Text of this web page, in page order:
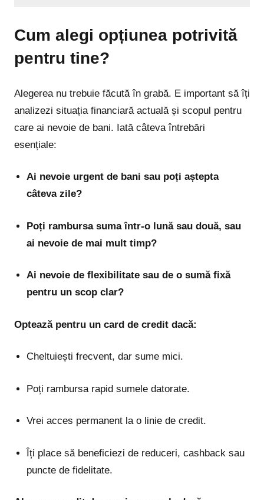
Cum alegi opțiunea potrivită
pentru tine?
Alegerea nu trebuie făcută în grabă. E important să îți
analizezi situația financiară actuală și scopul pentru
care ai nevoie de bani. Iată câteva întrebări
esențiale:
Ai nevoie urgent de bani sau poți aștepta
câteva zile?
Poți rambursa suma într-o lună sau două, sau
ai nevoie de mai mult timp?
Ai nevoie de flexibilitate sau de o sumă fixă
pentru un scop clar?
Optează pentru un card de credit dacă:
Cheltuiești frecvent, dar sume mici.
Poți rambursa rapid sumele datorate.
Vrei acces permanent la o linie de credit.
Îți place să beneficiezi de reduceri, cashback sau
puncte de fidelitate.